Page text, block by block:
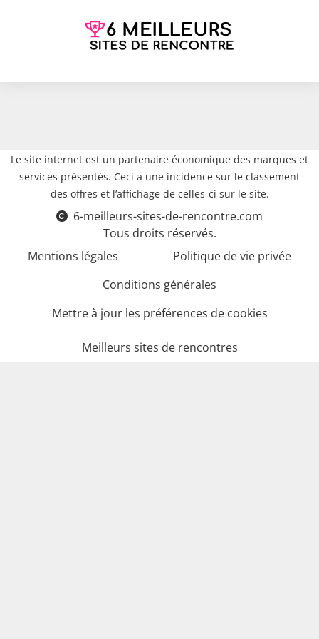
Le site internet est un partenaire économique des marques et
services présentés. Ceci a une incidence sur le classement
des offres et l’affichage de celles-ci sur le site.
6-meilleurs-sites-de-rencontre.com
Tous droits réservés.
Mentions légales
Politique de vie privée
Conditions générales
Mettre à jour les préférences de cookies
Meilleurs sites de rencontres